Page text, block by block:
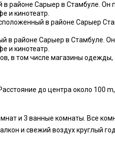
районе Сарыер в Стамбуле.
и кинотеатр.
в районе Сарыер
в районе Сарыер в Стамбуле.
и кинотеатр.
в том числе магазины одежды,
до центра около 100
и 3 ванныe комнаты. Все
и свежий воздух круглый год.